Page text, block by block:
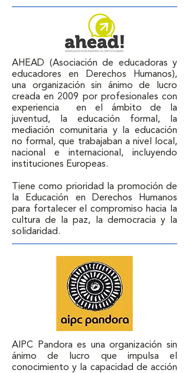
AHEAD (Asociación de educadoras y
educadores en Derechos Humanos),
una organización sin ánimo de lucro
creada en 2009 por profesionales con
experiencia  en el ámbito de la
juventud, la educación formal, la
mediación comunitaria y la educación
no formal, que trabajaban a nivel local,
nacional e internacional, incluyendo
instituciones Europeas.
Tiene como prioridad la promoción de
la Educación en Derechos Humanos
para fortalecer el compromiso hacia la
cultura de la paz, la democracia y la
solidaridad.
AIPC Pandora es una organización sin
ánimo de lucro que impulsa el
conocimiento y la capacidad de acción